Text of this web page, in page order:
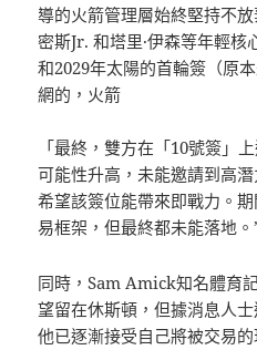
導的火箭管理層始終堅持不放
密斯Jr. 和塔里·伊森等年輕
和2029年太陽的首輪簽（原
網的，火箭
「最終，雙方在「10號簽」
可能性升高，未能邀請到高
希望該簽位能帶來即戰力。
易框架，但最終都未能落地。
同時，Sam Amick知名體育
望留在休斯頓，但據消息人
他已逐漸接受自己將被交易